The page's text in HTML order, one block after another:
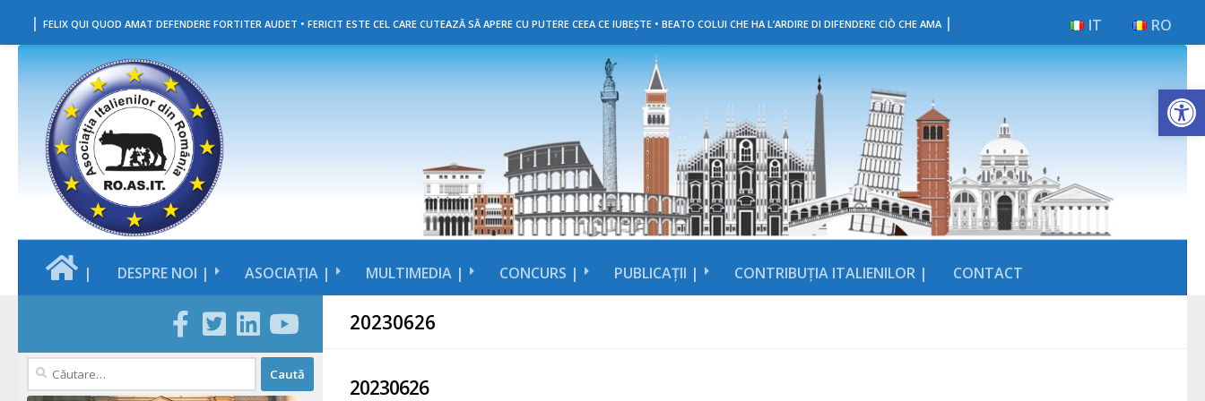
Skip to content
| FELIX QUI QUOD AMAT DEFENDERE FORTITER AUDET • FERICIT ESTE CEL CARE CUTEAZĂ SĂ APERE CU PUTERE CEEA CE IUBEȘTE • BEATO COLUI CHE HA L’ARDIRE DI DIFENDERE CIÒ CHE AMA | RO
IT
| DESPRE NOI | ASOCIAȚIA | MULTIMEDIA | CONCURS | PUBLICAȚII | CONTRIBUȚIA ITALIENILOR | CONTACT
20230626
20230626
Caută